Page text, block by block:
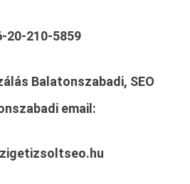
20-210-5859
Balatonszabadi, SEO
email: